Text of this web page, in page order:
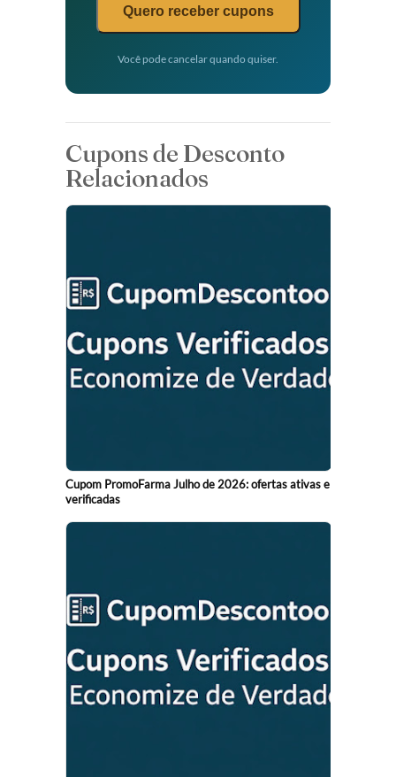
Quero receber cupons
Você pode cancelar quando quiser.
Cupons de Desconto
Relacionados
Cupom PromoFarma Julho de 2026: ofertas ativas e
verificadas